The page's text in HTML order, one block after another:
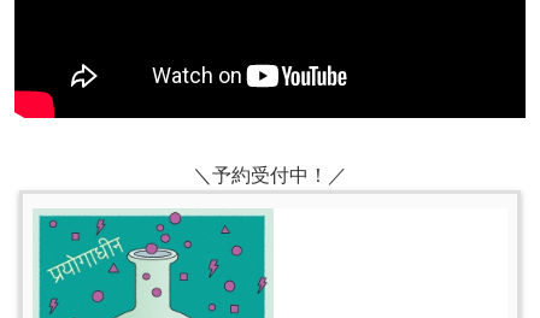
＼予約受付中！／